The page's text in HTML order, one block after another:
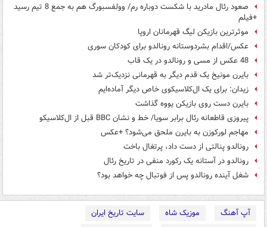
صعود رئال مادرید با شکست دوباره رم/ وولفسبورگ هم به جمع 8 تیم رسید
+فیلم
موثرترین بازیکن لیگ قهرمانان اروپا
عکس/اقدام بشردوستانه رونالدو برای کودکان سوری
48 عکس از مسی و رونالدو در یک قاب
بایرن مونیخ یک قدم دیگر به قهرمانی نزدیک‌تر شد
زیدان: برای یک ال‌کلاسیکوی خاص دیگر آماده‌ایم
بایرن دست روی بازیکن یووه گذاشت
پیروزی قاطعانه رئال برابر سویا/ خط و نشان BBC قبل از ال‌کلاسیکو
مهاجم لورکوزن به بایرن ملحق می‌شود؟ +عکس
رونالدو پنالتی از دست داد، پرتغال باخت
رونالدو در آستانه یک رکورد منفی در تاریخ رئال
شغل آینده رونالدو پس از فوتبال چه خواهد بود؟
آپ آهنگ موزیک شاه
سایت تاریخ ایران